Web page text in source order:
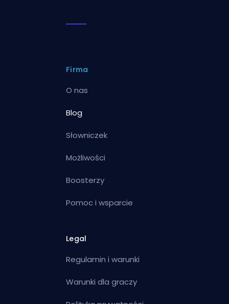
Firma
O nas
Blog
Słowniczek
Możliwości
Boosterzy
Pomoc i wsparcie
Legal
Regulamin i warunki
Warunki dla graczy